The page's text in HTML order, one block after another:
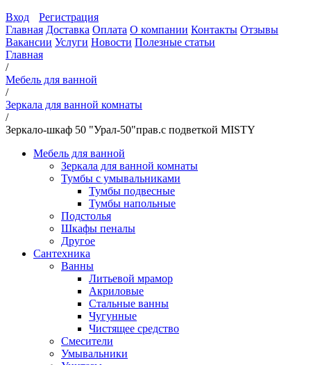
Вход
Регистрация
Главная Доставка Оплата О компании Контакты Отзывы
Вакансии Услуги Новости Полезные статьи
Главная
/
Мебель для ванной
/
Зеркала для ванной комнаты
/
Зеркало-шкаф 50 "Урал-50"прав.с подветкой MISTY
Мебель для ванной
Зеркала для ванной комнаты
Тумбы с умывальниками
Тумбы подвесные
Тумбы напольные
Подстолья
Шкафы пеналы
Другое
Сантехника
Ванны
Литьевой мрамор
Акриловые
Стальные ванны
Чугунные
Чистящее средство
Смесители
Умывальники